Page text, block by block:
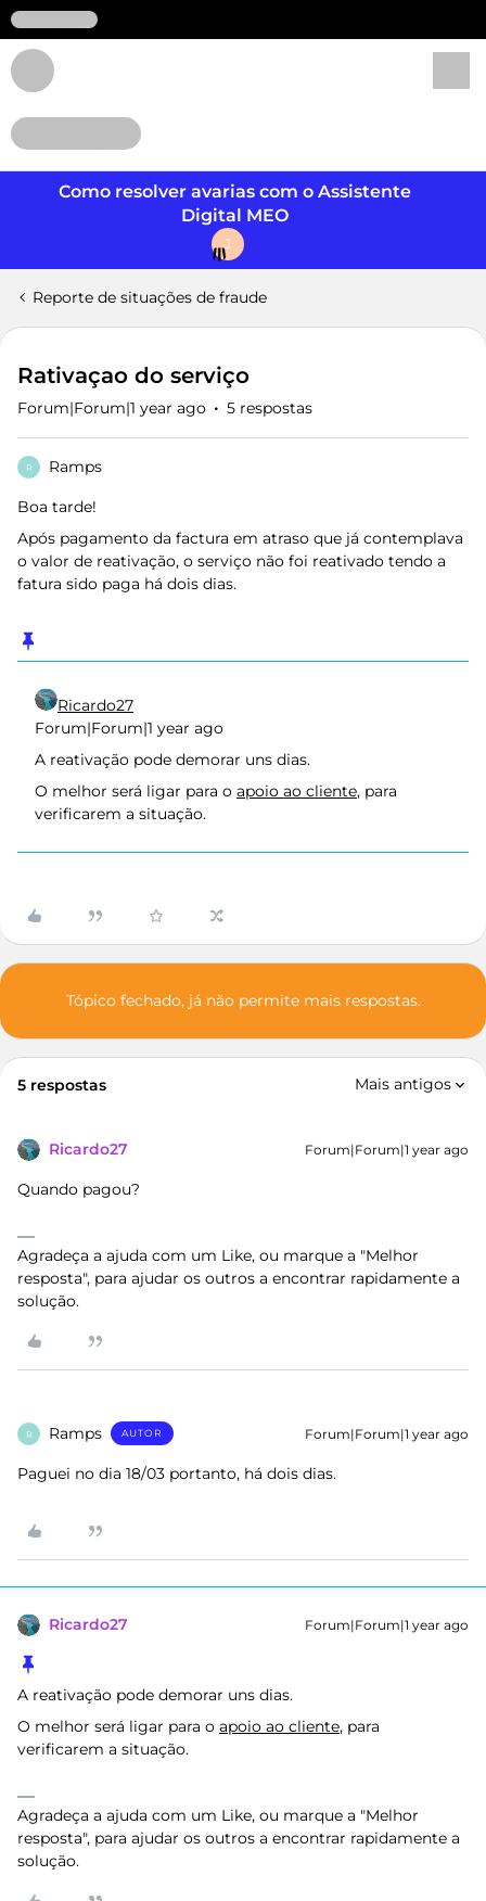
Como resolver avarias com o Assistente
Digital MEO
J
Reporte de situações de fraude
Rativaçao do serviço
Forum|Forum|1 year ago 5 respostas
R Ramps
Boa tarde!
Após pagamento da factura em atraso que já contemplava
o valor de reativação, o serviço não foi reativado tendo a
fatura sido paga há dois dias.
Ricardo27
Forum|Forum|1 year ago
A reativação pode demorar uns dias.
O melhor será ligar para o apoio ao cliente, para
verificarem a situação.
Tópico fechado, já não permite mais respostas.
5 respostas Mais antigos
Ricardo27 Forum|Forum|1 year ago
Quando pagou?
Agradeça a ajuda com um Like, ou marque a "Melhor
resposta", para ajudar os outros a encontrar rapidamente a
solução.
R Ramps AUTOR Forum|Forum|1 year ago
Paguei no dia 18/03 portanto, há dois dias.
Ricardo27 Forum|Forum|1 year ago
A reativação pode demorar uns dias.
O melhor será ligar para o apoio ao cliente, para
verificarem a situação.
Agradeça a ajuda com um Like, ou marque a "Melhor
resposta", para ajudar os outros a encontrar rapidamente a
solução.